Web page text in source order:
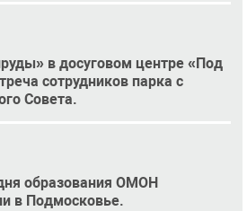
в досуговом центре «Под
сотрудников парка с
Совета.
образования ОМОН
в Подмосковье.